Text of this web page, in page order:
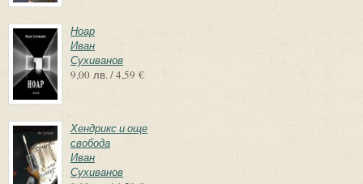
Ноар
Иван
Сухиванов
9,00 лв. / 4,59 €
Хендрикс и още
свобода
Иван
Сухиванов